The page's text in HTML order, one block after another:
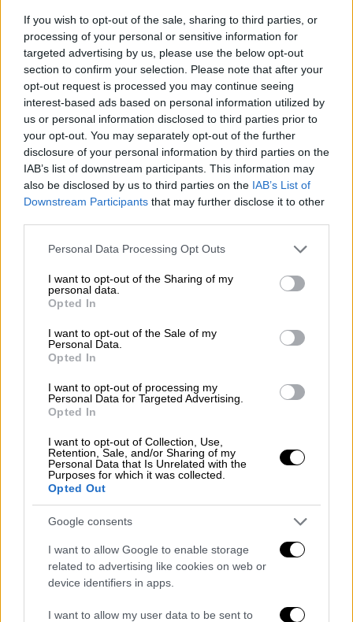
If you wish to opt-out of the sale, sharing to third parties, or
processing of your personal or sensitive information for
targeted advertising by us, please use the below opt-out
section to confirm your selection. Please note that after your
opt-out request is processed you may continue seeing
interest-based ads based on personal information utilized by
us or personal information disclosed to third parties prior to
your opt-out. You may separately opt-out of the further
disclosure of your personal information by third parties on the
IAB’s list of downstream participants. This information may
also be disclosed by us to third parties on the IAB’s List of
Downstream Participants that may further disclose it to other
Please note that this website/app uses one or more Google
not limited to your visit or usage behaviour. You may click to
grant or deny consent to Google and its third-party tags to
use your data for below specified purposes in below Google
consent section.
Personal Data Processing Opt Outs
I want to opt-out of the Sharing of my
personal data.
Opted In
I want to opt-out of the Sale of my
Personal Data.
Opted In
I want to opt-out of processing my
Personal Data for Targeted Advertising.
Opted In
I want to opt-out of Collection, Use,
Retention, Sale, and/or Sharing of my
Personal Data that Is Unrelated with the
Purposes for which it was collected.
Opted Out
Google consents
I want to allow Google to enable storage
related to advertising like cookies on web or
device identifiers in apps.
I want to allow my user data to be sent to
Κόσμος|04.03.2026 08:30
Κύπρος: Κατέπλευσαν οι δύο ελληνικές
Η αποστολή σηματοδοτεί την πρώτη
επιχειρησιακή ανάπτυξη της υπερσύγχρονης
Belharra «Κίμων»